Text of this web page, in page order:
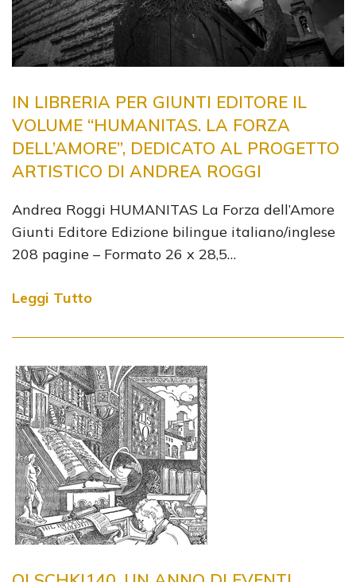
IN LIBRERIA PER GIUNTI EDITORE IL
VOLUME “HUMANITAS. LA FORZA
DELL’AMORE”, DEDICATO AL PROGETTO
ARTISTICO DI ANDREA ROGGI
Andrea Roggi HUMANITAS La Forza dell’Amore
Giunti Editore Edizione bilingue italiano/inglese
208 pagine – Formato 26 x 28,5…
Leggi Tutto